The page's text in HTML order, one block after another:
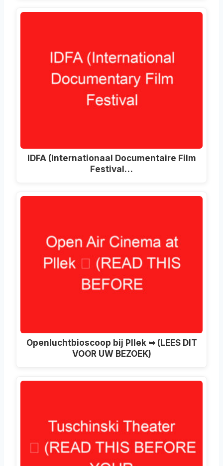
IDFA (Internationaal Documentaire Film
Festival…
Openluchtbioscoop bij Pllek ➥ (LEES DIT
VOOR UW BEZOEK)